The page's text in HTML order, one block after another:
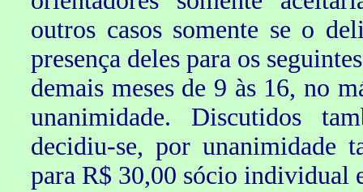
outros casos somente se o
presença deles para os
demais meses de 9 às 16, no
unanimidade. Discutidos
decidiu-se, por unanimidade
para R$ 30,00 sócio individual